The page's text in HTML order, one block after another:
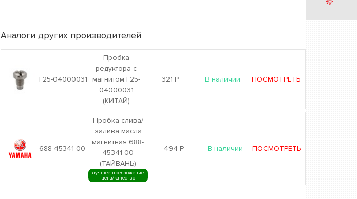
Аналоги других производителей
F25-04000031
Пробка
редуктора с
магнитом F25-
04000031
(КИТАЙ)
321 Р В наличии ПОСМОТРЕТЬ
688-45341-00
Пробка слива/
залива масла
магнитная 688-
45341-00
(ТАЙВАНЬ)
лучшее предложение
цена/качество
494Р В наличии ПОСМОТРЕТЬ